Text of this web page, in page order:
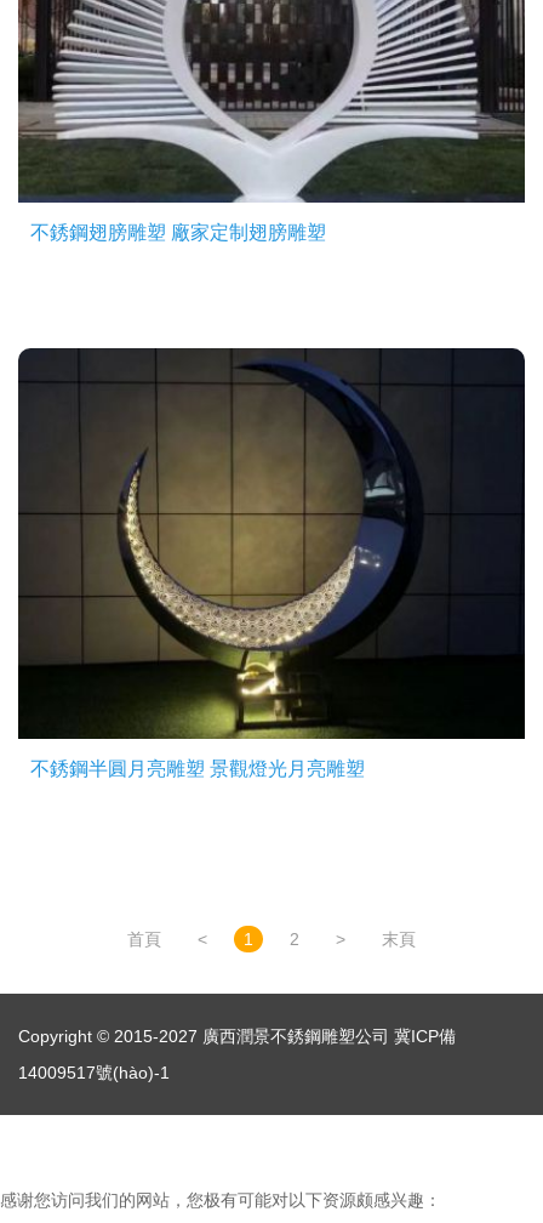
不銹鋼翅膀雕塑 廠家定制翅膀雕塑
不銹鋼半圓月亮雕塑 景觀燈光月亮雕塑
首頁 < 1 2 > 末頁
Copyright © 2015-2027 廣西潤景不銹鋼雕塑公司 冀ICP備
14009517號(hào)-1
感谢您访问我们的网站，您极有可能对以下资源颇感兴趣：